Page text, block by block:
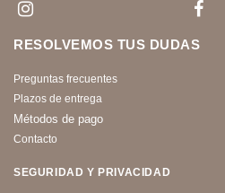
RESOLVEMOS TUS DUDAS
Preguntas frecuentes
Plazos de entrega
Métodos de pago
Contacto
SEGURIDAD Y PRIVACIDAD